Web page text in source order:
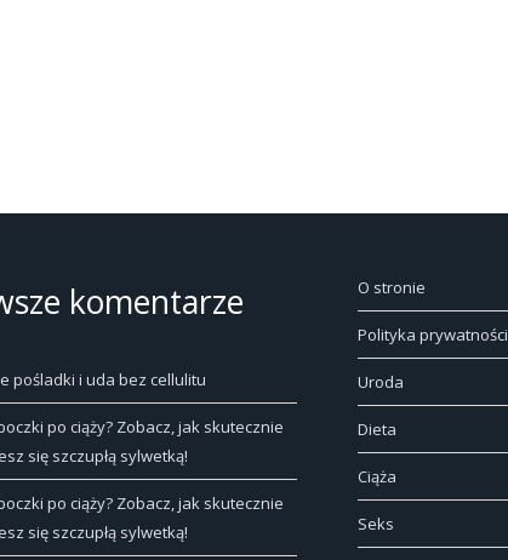
komentarze
pośladki i uda bez cellulitu
po ciąży? Zobacz, jak skutecznie
się szczupłą sylwetką!
po ciąży? Zobacz, jak skutecznie
się szczupłą sylwetką!
O stronie
Polityka prywatności
Uroda
Dieta
Ciąża
Seks